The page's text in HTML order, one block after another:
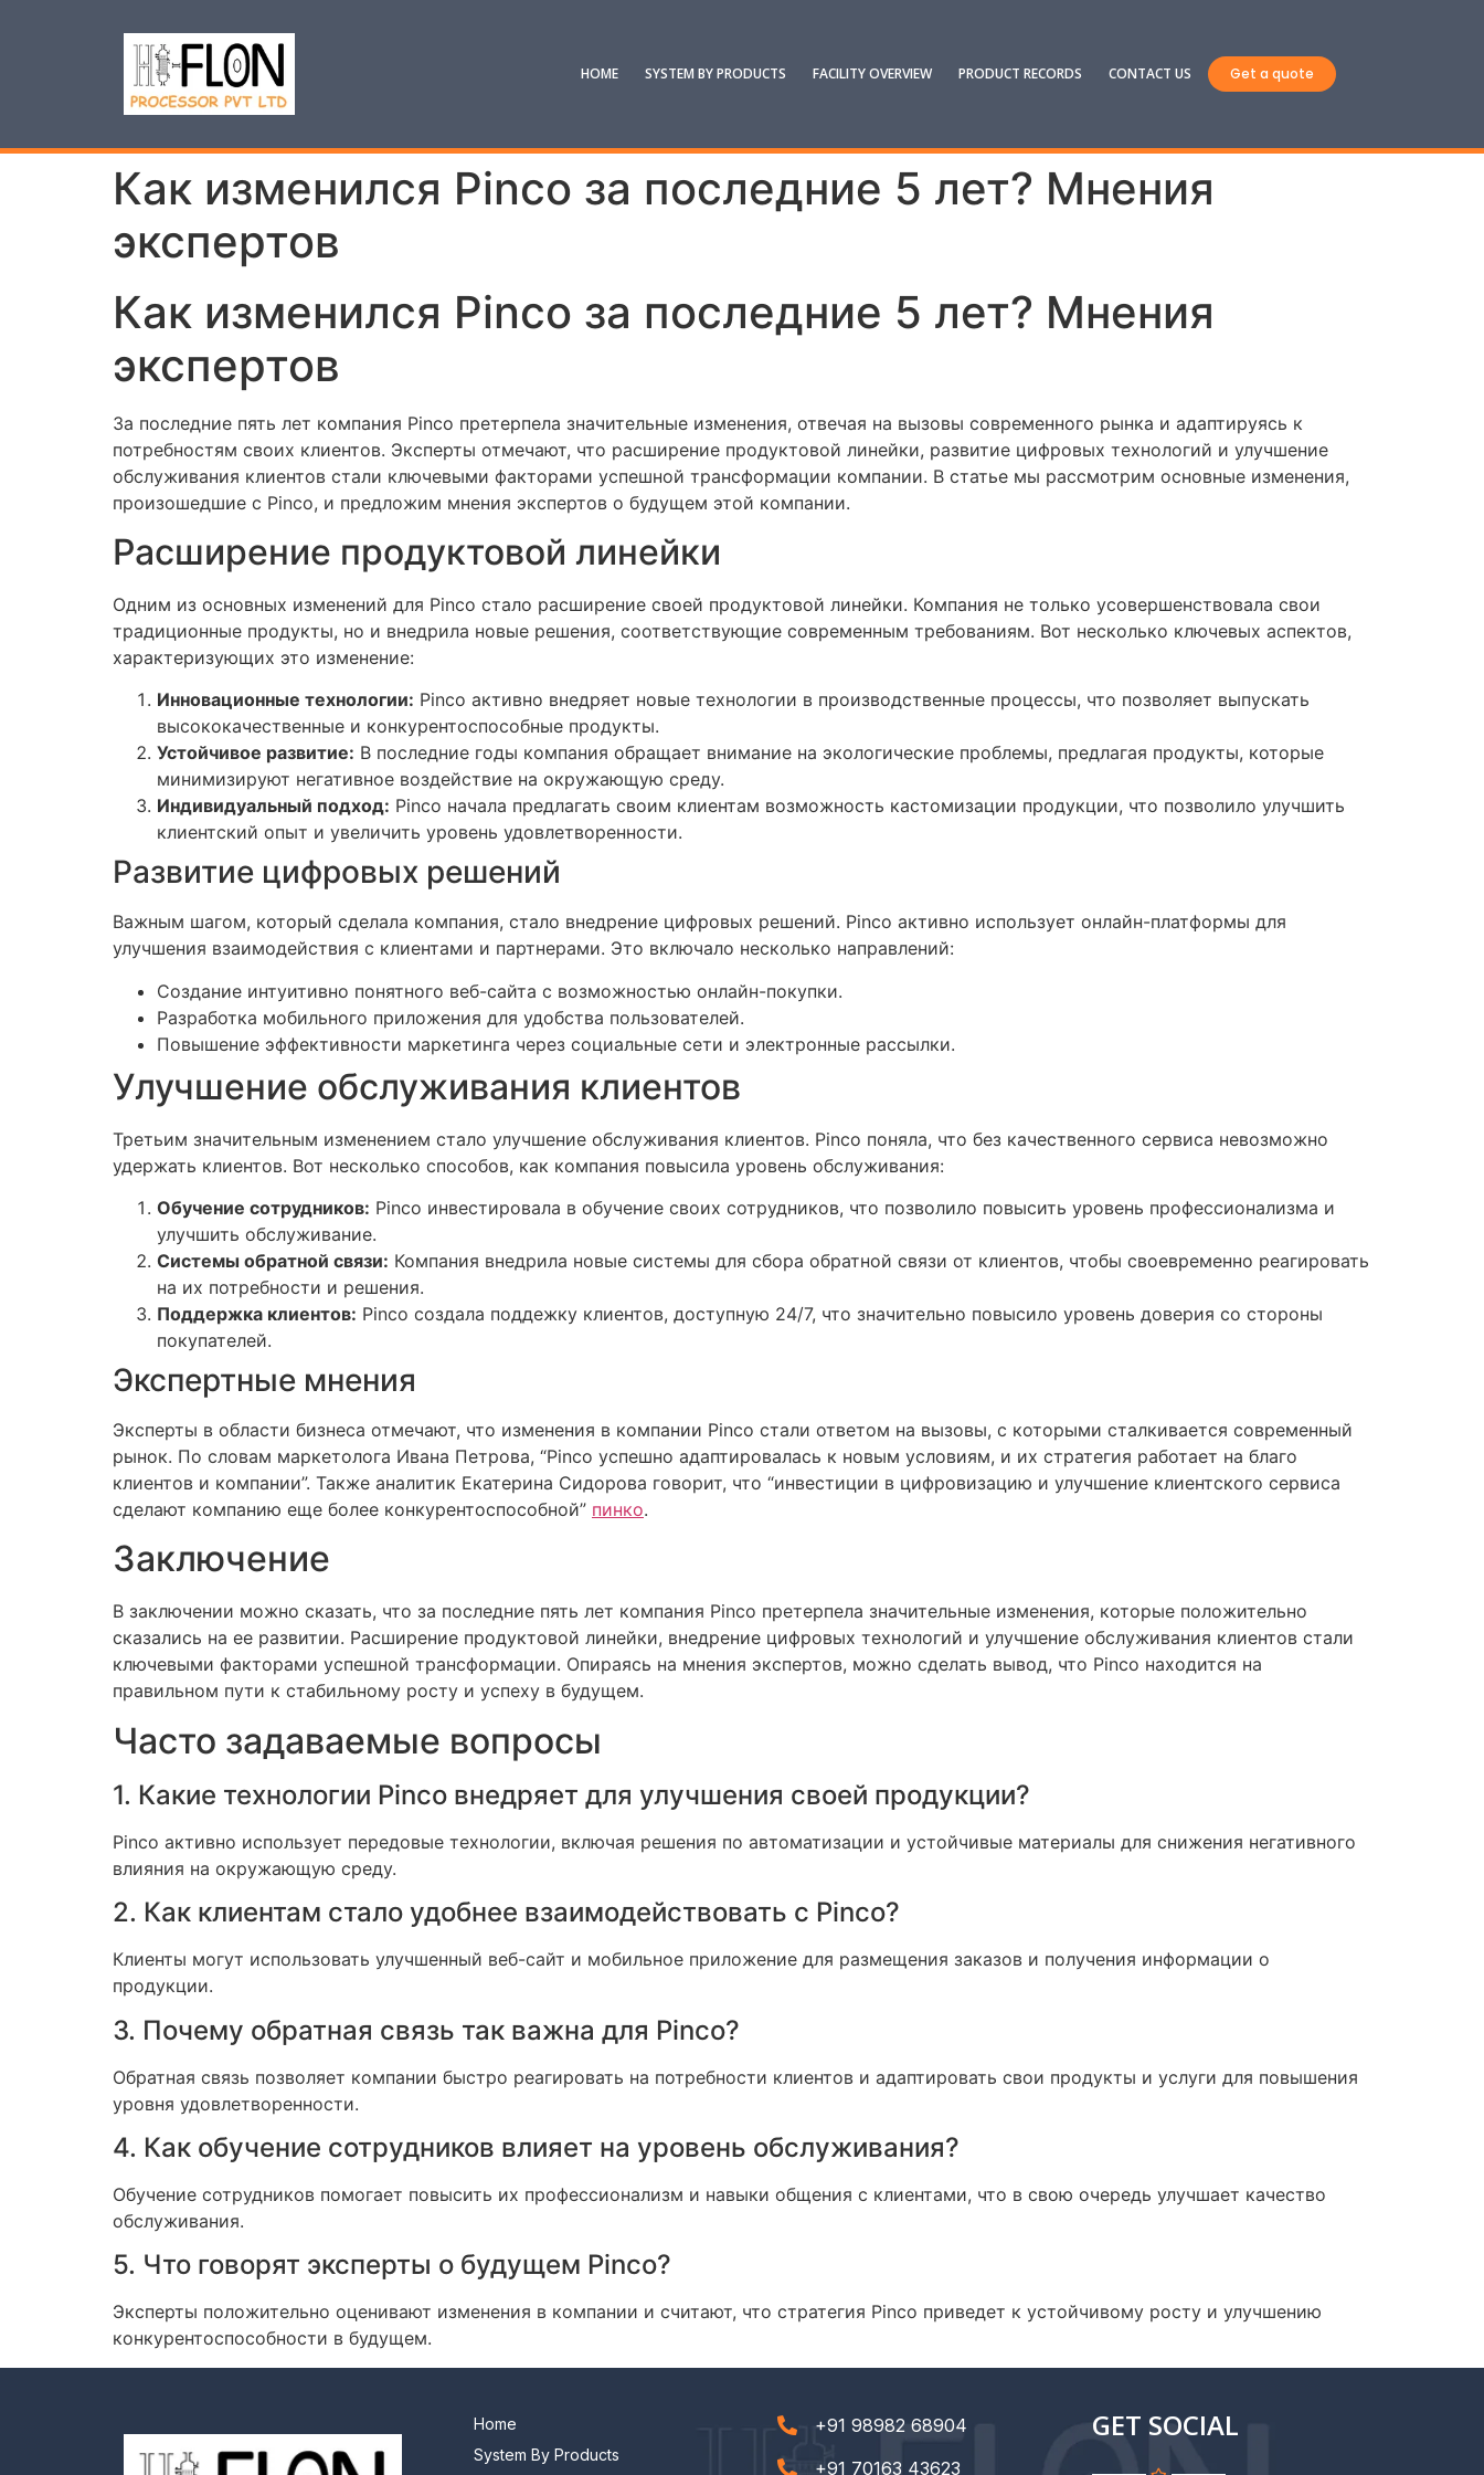
HOME SYSTEM BY PRODUCTS FACILITY OVERVIEW PRODUCT RECORDS CONTACT US Get a quote
Как изменился Pinco за последние 5 лет? Мнения
экспертов
Как изменился Pinco за последние 5 лет? Мнения
экспертов
За последние пять лет компания Pinco претерпела значительные изменения, отвечая на вызовы современного рынка и адаптируясь к
потребностям своих клиентов. Эксперты отмечают, что расширение продуктовой линейки, развитие цифровых технологий и улучшение
обслуживания клиентов стали ключевыми факторами успешной трансформации компании. В статье мы рассмотрим основные изменения,
произошедшие с Pinco, и предложим мнения экспертов о будущем этой компании.
Расширение продуктовой линейки
Одним из основных изменений для Pinco стало расширение своей продуктовой линейки. Компания не только усовершенствовала свои
традиционные продукты, но и внедрила новые решения, соответствующие современным требованиям. Вот несколько ключевых аспектов,
характеризующих это изменение:
Инновационные технологии: Pinco активно внедряет новые технологии в производственные процессы, что позволяет выпускать
высококачественные и конкурентоспособные продукты.
Устойчивое развитие: В последние годы компания обращает внимание на экологические проблемы, предлагая продукты, которые
минимизируют негативное воздействие на окружающую среду.
Индивидуальный подход: Pinco начала предлагать своим клиентам возможность кастомизации продукции, что позволило улучшить
клиентский опыт и увеличить уровень удовлетворенности.
Развитие цифровых решений
Важным шагом, который сделала компания, стало внедрение цифровых решений. Pinco активно использует онлайн-платформы для
улучшения взаимодействия с клиентами и партнерами. Это включало несколько направлений:
Создание интуитивно понятного веб-сайта с возможностью онлайн-покупки.
Разработка мобильного приложения для удобства пользователей.
Повышение эффективности маркетинга через социальные сети и электронные рассылки.
Улучшение обслуживания клиентов
Третьим значительным изменением стало улучшение обслуживания клиентов. Pinco поняла, что без качественного сервиса невозможно
удержать клиентов. Вот несколько способов, как компания повысила уровень обслуживания:
Обучение сотрудников: Pinco инвестировала в обучение своих сотрудников, что позволило повысить уровень профессионализма и
улучшить обслуживание.
Системы обратной связи: Компания внедрила новые системы для сбора обратной связи от клиентов, чтобы своевременно реагировать
на их потребности и решения.
Поддержка клиентов: Pinco создала поддежку клиентов, доступную 24/7, что значительно повысило уровень доверия со стороны
покупателей.
Экспертные мнения
Эксперты в области бизнеса отмечают, что изменения в компании Pinco стали ответом на вызовы, с которыми сталкивается современный
рынок. По словам маркетолога Ивана Петрова, “Pinco успешно адаптировалась к новым условиям, и их стратегия работает на благо
клиентов и компании”. Также аналитик Екатерина Сидорова говорит, что “инвестиции в цифровизацию и улучшение клиентского сервиса
сделают компанию еще более конкурентоспособной” пинко.
Заключение
В заключении можно сказать, что за последние пять лет компания Pinco претерпела значительные изменения, которые положительно
сказались на ее развитии. Расширение продуктовой линейки, внедрение цифровых технологий и улучшение обслуживания клиентов стали
ключевыми факторами успешной трансформации. Опираясь на мнения экспертов, можно сделать вывод, что Pinco находится на
правильном пути к стабильному росту и успеху в будущем.
Часто задаваемые вопросы
1. Какие технологии Pinco внедряет для улучшения своей продукции?
Pinco активно использует передовые технологии, включая решения по автоматизации и устойчивые материалы для снижения негативного
влияния на окружающую среду.
2. Как клиентам стало удобнее взаимодействовать с Pinco?
Клиенты могут использовать улучшенный веб-сайт и мобильное приложение для размещения заказов и получения информации о
продукции.
3. Почему обратная связь так важна для Pinco?
Обратная связь позволяет компании быстро реагировать на потребности клиентов и адаптировать свои продукты и услуги для повышения
уровня удовлетворенности.
4. Как обучение сотрудников влияет на уровень обслуживания?
Обучение сотрудников помогает повысить их профессионализм и навыки общения с клиентами, что в свою очередь улучшает качество
обслуживания.
5. Что говорят эксперты о будущем Pinco?
Эксперты положительно оценивают изменения в компании и считают, что стратегия Pinco приведет к устойчивому росту и улучшению
конкурентоспособности в будущем.
Home
System By Products
+91 98982 68904
+91 70163 43623
GET SOCIAL